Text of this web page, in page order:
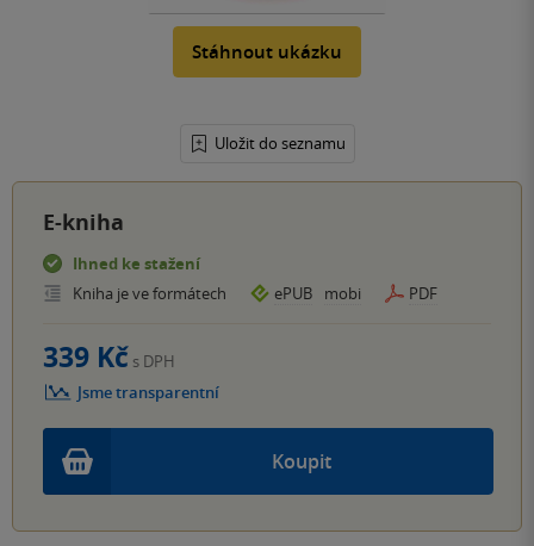
Stáhnout ukázku
Uložit do seznamu
E-kniha
Ihned ke stažení
Kniha je ve formátech
ePUB mobi PDF
Koupit
339 Kč s DPH
Jsme transparentní